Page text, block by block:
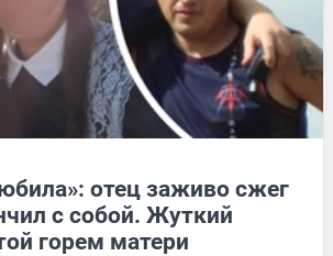
отец заживо сжег
с собой. Жуткий
горем матери